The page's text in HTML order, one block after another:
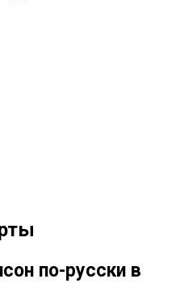
по-русски в